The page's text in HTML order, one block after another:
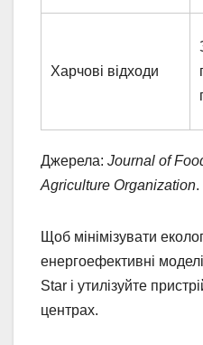
Харчові відходи
Джерела: Journal of
Agriculture Organization.
Щоб мінімізувати
енергоефективні
Star і утилізуйте
центрах.